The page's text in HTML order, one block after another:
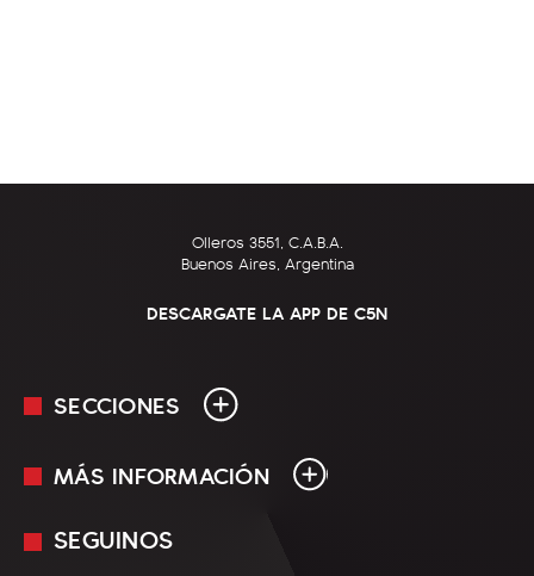
Olleros 3551, C.A.B.A.
Buenos Aires, Argentina
DESCARGATE LA APP DE C5N
SECCIONES
En Vivo
MÁS INFORMACIÓN
Mediakit
SEGUINOS